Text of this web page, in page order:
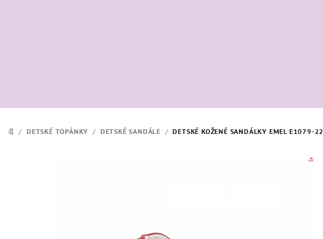
DOMOV
/ DETSKÉ TOPÁNKY / DETSKÉ SANDÁLE / DETSKÉ KOŽENÉ SANDÁLKY EMEL E1079-22